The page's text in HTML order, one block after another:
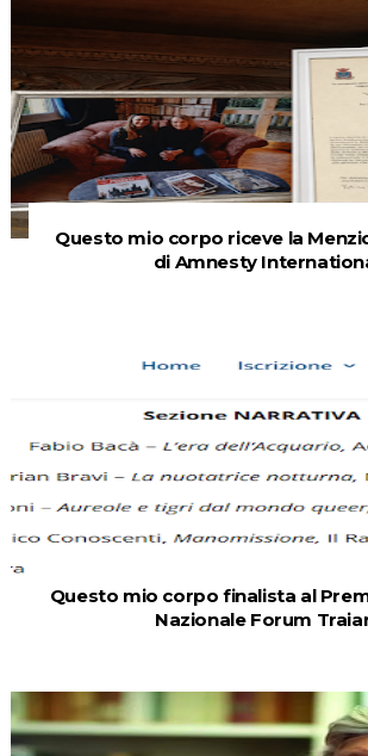
Questo mio corpo riceve la
di Amnesty
Questo mio corpo finalista al
Nazionale Forum